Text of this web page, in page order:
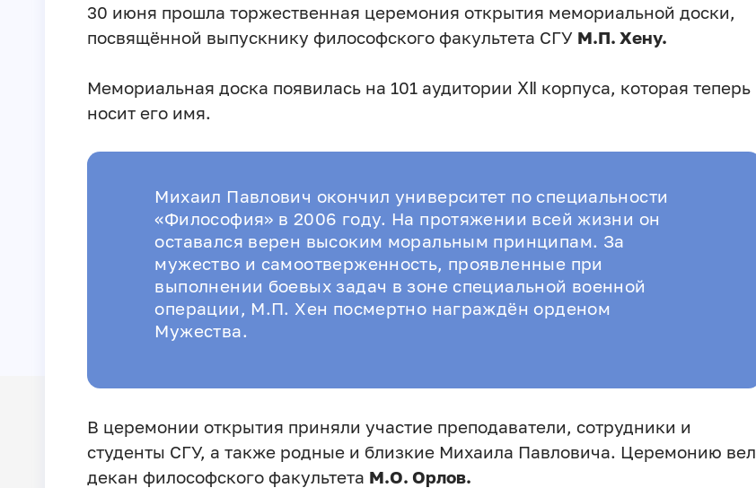
30 июня прошла торжественная церемония открытия мемориальной доски,
посвящённой выпускнику философского факультета СГУ М.П. Хену.
Мемориальная доска появилась на 101 аудитории ⅩⅡ корпуса, которая теперь
носит его имя.
Михаил Павлович окончил университет по специальности
«Философия» в 2006 году. На протяжении всей жизни он
оставался верен высоким моральным принципам. За
мужество и самоотверженность, проявленные при
выполнении боевых задач в зоне специальной военной
операции, М.П. Хен посмертно награждён орденом
Мужества.
В церемонии открытия приняли участие преподаватели, сотрудники и
студенты СГУ, а также родные и близкие Михаила Павловича. Церемонию вел
декан философского факультета М.О. Орлов.